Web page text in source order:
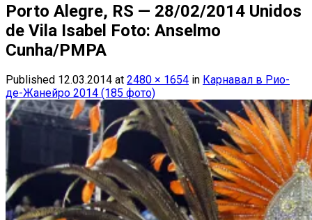
Porto Alegre, RS — 28/02/2014 Unidos
de Vila Isabel Foto: Anselmo
Cunha/PMPA
Published 12.03.2014 at 2480 × 1654 in Карнавал в Рио-
де-Жанейро 2014 (185 фото)